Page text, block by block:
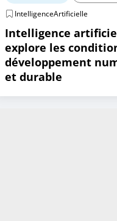
IntelligenceArtificielle
Intelligence
explore les
développement
et durable